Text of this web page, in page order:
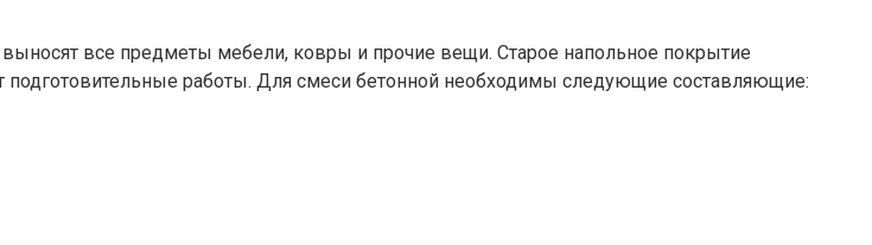
все предметы мебели, ковры и прочие вещи. Старое напольное покрытие
подготовительные работы. Для смеси бетонной необходимы следующие составляющие: